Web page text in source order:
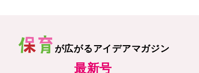
が広がるアイデアマガジン
最新号